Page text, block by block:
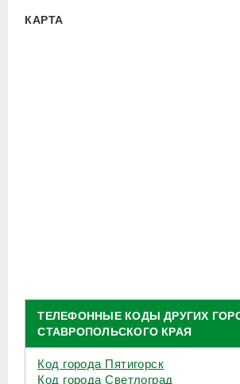
КАРТА
ТЕЛЕФОННЫЕ КОДЫ ДРУГИХ
СТАВРОПОЛЬСКОГО КРАЯ
Код города Пятигорск
Код города Светлоград